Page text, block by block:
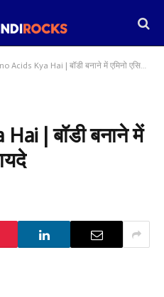
Acids Kya Hai | बॉडी बनाने में एमिनो एसिड्स के फायदे
| बॉडी बनाने में